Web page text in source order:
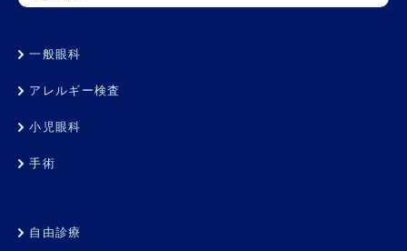
一般眼科
アレルギー検査
小児眼科
手術
自由診療